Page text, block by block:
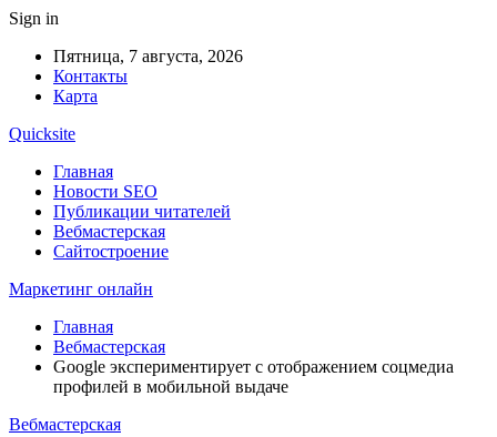
Sign in
Пятница, 7 августа, 2026
Контакты
Карта
Quicksite
Главная
Новости SEO
Публикации читателей
Вебмастерская
Сайтостроение
Маркетинг онлайн
Главная
Вебмастерская
Google экспериментирует с отображением соцмедиа
профилей в мобильной выдаче
Вебмастерская